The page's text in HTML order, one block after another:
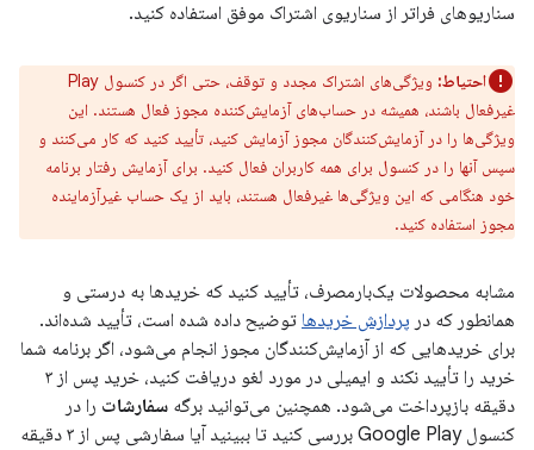
سناریوهای فراتر از سناریوی اشتراک موفق استفاده کنید.
احتیاط:
ویژگی‌های اشتراک مجدد و توقف، حتی اگر در کنسول Play
غیرفعال باشند، همیشه در حساب‌های آزمایش‌کننده مجوز فعال هستند. این
ویژگی‌ها را در آزمایش‌کنندگان مجوز آزمایش کنید، تأیید کنید که کار می‌کنند و
سپس آنها را در کنسول برای همه کاربران فعال کنید. برای آزمایش رفتار برنامه
خود هنگامی که این ویژگی‌ها غیرفعال هستند، باید از یک حساب غیرآزماینده
مجوز استفاده کنید.
مشابه محصولات یک‌بارمصرف، تأیید کنید که خریدها به درستی و
همانطور که در پردازش خریدها توضیح داده شده است، تأیید شده‌اند.
برای خریدهایی که از آزمایش‌کنندگان مجوز انجام می‌شود، اگر برنامه شما
خرید را تأیید نکند و ایمیلی در مورد لغو دریافت کنید، خرید پس از ۳
دقیقه بازپرداخت می‌شود. همچنین می‌توانید برگه سفارشات را در
کنسول Google Play بررسی کنید تا ببینید آیا سفارشی پس از ۳ دقیقه